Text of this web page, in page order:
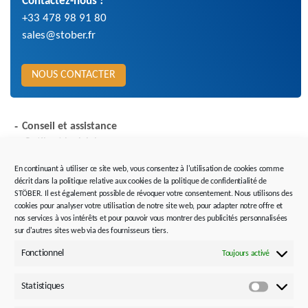
En continuant à utiliser ce site web, vous consentez à l'utilisation de cookies comme
décrit dans la politique relative aux cookies de la politique de confidentialité de
STÖBER. Il est également possible de révoquer votre consentement. Nous utilisons des
cookies pour analyser votre utilisation de notre site web, pour adapter notre offre et
nos services à vos intérêts et pour pouvoir vous montrer des publicités personnalisées
sur d'autres sites web via des fournisseurs tiers.
Fonctionnel Toujours activé
Statistiques
+33 478 98 91 80
sales@stober.fr
NOUS CONTACTER
Conseil et assistance
Conseil en technologie
Profitez de l’expertise de nos ingénieurs d’application